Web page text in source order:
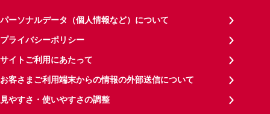
パーソナルデータ（個人情報など）について
プライバシーポリシー
サイトご利用にあたって
お客さまご利用端末からの情報の外部送信について
見やすさ・使いやすさの調整